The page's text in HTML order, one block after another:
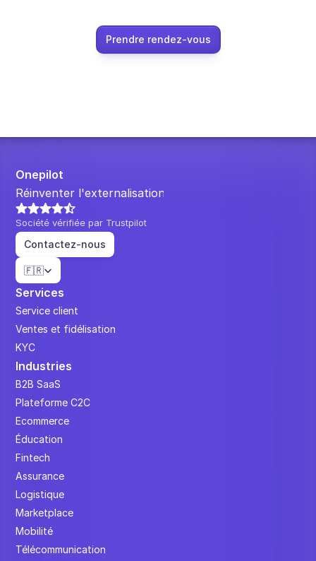
Prendre rendez-vous
Onepilot
Réinventer l'externalisation.
Société vérifiée par Trustpilot
Contactez-nous
Select Language
🇫🇷
Services
Service client
Ventes et fidélisation
KYC
Industries
B2B SaaS
Plateforme C2C
Ecommerce
Éducation
Fintech
Assurance
Logistique
Marketplace
Mobilité
Télécommunication